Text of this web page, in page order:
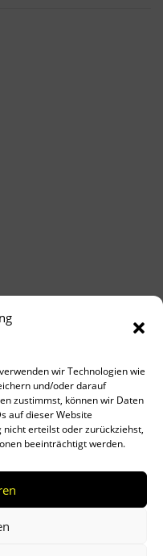
wir Technologien wie
und/oder darauf
zustimmst, können wir Daten
auf dieser Website
erteilst oder zurückziehst,
beeinträchtigt werden.